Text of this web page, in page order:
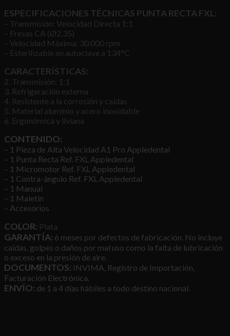
ESPECIFICACIONES TÉCNICAS PUNTA RECTA FXL:
– Transmisión: Velocidad Directa 1:1
– Fresas CA (Ø2,35)
– Velocidad Máxima: 30.000 rpm
– Esterilizable en autoclave a 134°C
CARACTERÍSTICAS:
2. Transmisión: 1:1
3. Refrigeración externa
4. Resistente a la corrosión y caídas
5. Material aluminio y acero inoxidable
6. Ergonómica y liviana
CONTENIDO:
– 1 Pieza de Alta Velocidad A1 Pro Appledental
– 1 Punta Recta Ref. FXL Appledental
– 1 Micromotor Ref. FXL Appledental
– 1 Contra-ángulo Ref. FXL Appledental
– 1 Manual
– 1 Maletín
– Accesorios
COLOR: Plata
GARANTÍA: 6 meses por defectos de fabricación. No incluye
caídas, golpes o daños por mal uso como la falta de lubricación
o exceso en la presión de aire.
DOCUMENTOS: INVIMA, Registro de Importación,
Facturación Electrónica.
ENVÍO: de 1 a 4 días hábiles a todo destino nacional.